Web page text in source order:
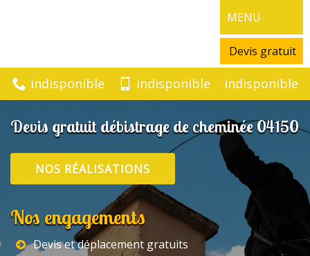
MENU
Devis gratuit
indisponible indisponible indisponible
Devis gratuit débistrage de cheminée 04150
NOS RÉALISATIONS
Nos engagements
Devis et déplacement gratuits